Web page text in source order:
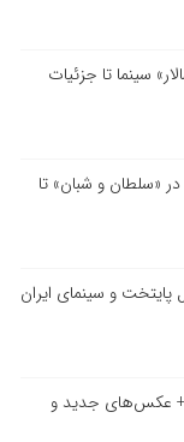
سینما تا جزئیات
«سلطان و شبان» تا
پایتخت و سینمای ایران
+ عکس‌های جدید و